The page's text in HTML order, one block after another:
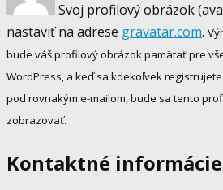
Svoj profilový obrázok
nastaviť na adrese gravatar.com.
bude váš profilový obrázok pamätať pre
WordPress, a keď sa kdekoľvek
pod rovnakým e-mailom, bude sa tento
zobrazovať.
Kontaktné informácie